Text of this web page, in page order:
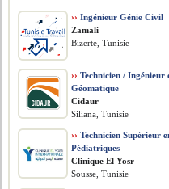
›› Ingénieur Génie Civil
Zamali
Bizerte, Tunisie
›› Technicien / Ingénieur
Géomatique
Cidaur
Siliana, Tunisie
›› Technicien Supérieur
Pédiatriques
Clinique El Yosr
Sousse, Tunisie